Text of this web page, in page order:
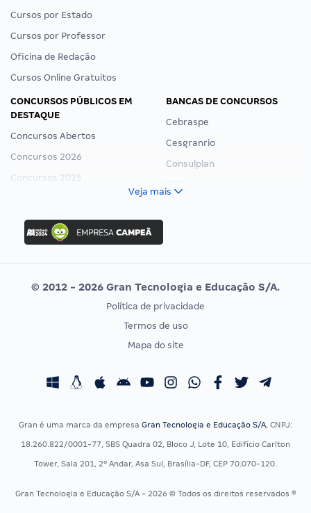
Cursos por Estado
Cursos por Professor
Oficina de Redação
Cursos Online Gratuitos
CONCURSOS PÚBLICOS EM
DESTAQUE
Concursos Abertos
Concursos 2026
Concursos 2025
Concurso Ibama
Concurso MPU
Editais publicados
BANCAS DE CONCURSOS
Cebraspe
Cesgranrio
Consulplan
Vunesp
CONCURSOS POR PROFISSÃO
Concursos Fiscais
Residência Multiprofissional
EXAME DE ORDEM
Calendário OAB
Veja mais
© 2012 - 2026 Gran Tecnologia e Educação S/A.
Política de privacidade
Termos de uso
Mapa do site
Gran é uma marca da empresa Gran Tecnologia e Educação S/A, CNPJ:
18.260.822/0001-77, SBS Quadra 02, Bloco J, Lote 10, Edifício Carlton
Tower, Sala 201, 2º Andar, Asa Sul, Brasília-DF, CEP 70.070-120.
Gran Tecnologia e Educação S/A - 2026 © Todos os direitos reservados ®